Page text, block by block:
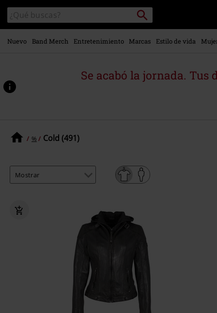
contenido
principal
Buscar
en
el
catálogo
Buscar
Nuevo Band Merch Entretenimiento Marcas Estilo de vida
Se acabó la jornada. Tus
% Cold (491)